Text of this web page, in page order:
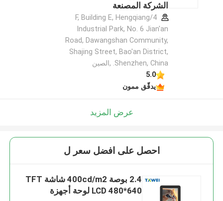
الشركة المصنعة
4/F, Building E, Hengqiang
Industrial Park, No. 6 Jian'an
Road, Dawangshan Community,
Shajing Street, Bao'an District,
Shenzhen, China. ,الصين
5.0
يدقّق ممون
عرض المزيد
احصل على افضل سعر ل
2.4 بوصة 400cd/m2 شاشة TFT
LCD 480*640 لوحة أجهزة